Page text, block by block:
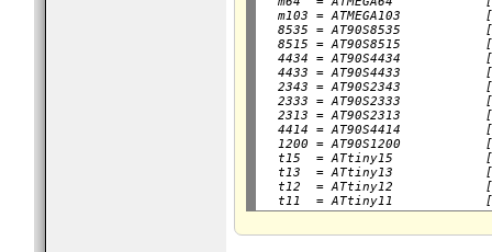
m103 = ATMEGA103
8535 = AT90S8535
8515 = AT90S8515
4434 = AT90S4434
4433 = AT90S4433
2343 = AT90S2343
2333 = AT90S2333
2313 = AT90S2313
4414 = AT90S4414
1200 = AT90S1200
t15  = ATtiny15
t13  = ATtiny13
t12  = ATtiny12